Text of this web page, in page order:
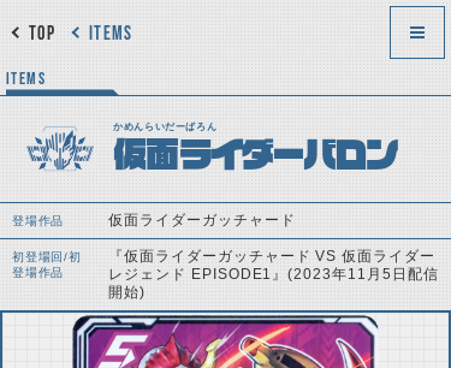
ITEMS
TOP
ITEMS
かめんらいだーばろん
仮面ライダーバロン
登場作品 仮面ライダーガッチャード
初登場回/初
登場作品
『仮面ライダーガッチャード VS 仮面ライダー
レジェンド EPISODE1』(2023年11月5日配信
開始)